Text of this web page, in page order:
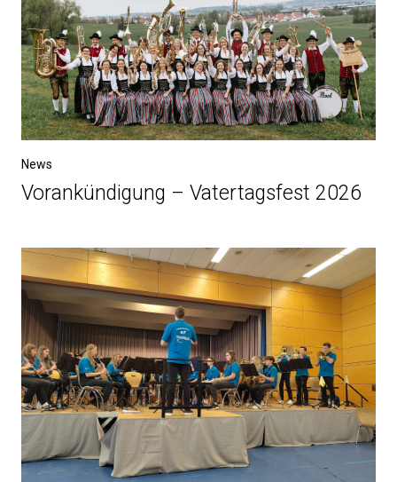
News
Vorankündigung – Vatertagsfest 2026